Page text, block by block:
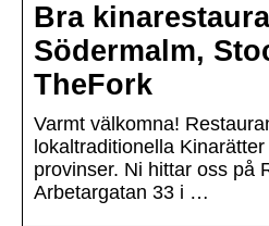
Bra
Södermalm,
TheFork
Varmt välkomna!
lokaltraditionella
provinser. Ni hittar oss på
Arbetargatan 33 i …